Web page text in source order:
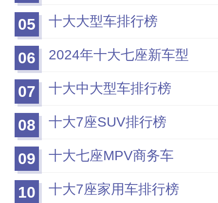
05 十大大型车排行榜
06 2024年十大七座新车型
07 十大中大型车排行榜
08 十大7座SUV排行榜
09 十大七座MPV商务车
10 十大7座家用车排行榜